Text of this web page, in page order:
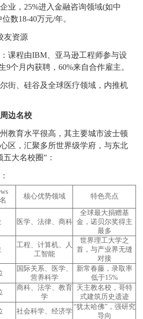
业，25%进入金融咨询领域(如中
数18-40万元/年。
资源
程由IBM、亚马逊工程师参与设
9个月内获聘，60%来自合作雇主。
、硅谷及全球医疗领域，内推机
边名校
育水平很高，其主要城市波士顿
区，汇聚多所世界级学府，与东北
大名校圈”：
核心优势领域 特色亮点
医学、法律、商科
全球最大捐赠基
金，诺贝尔奖得主
最多
工程、计算机、人
工智能
世界理工大学之
首，与产业界无缝
对接
国际关系、医学、
营养科学
新常春藤，录取率
低于15%
商科、法学、教育
学
天主教名校，哥特
式建筑历史遗迹
社会科学、经济学
“犹太哈佛”，强研究
导向